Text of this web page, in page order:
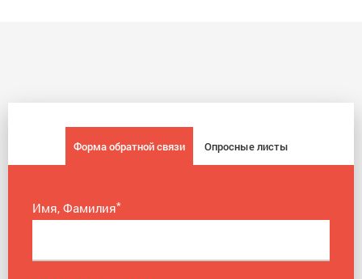
Форма обратной связи Опросные листы
Имя, Фамилия*